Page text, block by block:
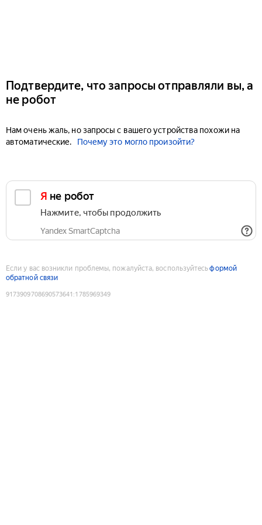
Подтвердите, что запросы отправляли вы, а
не робот
Нам очень жаль, но запросы с вашего устройства похожи на
автоматические.
Почему это могло произойти?
Я не робот
Нажмите, чтобы продолжить
Yandex SmartCaptcha
Если у вас возникли проблемы, пожалуйста, воспользуйтесьформой
обратной связи
9173909708690573641 :1785969349